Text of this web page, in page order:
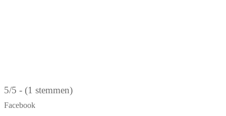
5/5 - (1 stemmen)
Facebook